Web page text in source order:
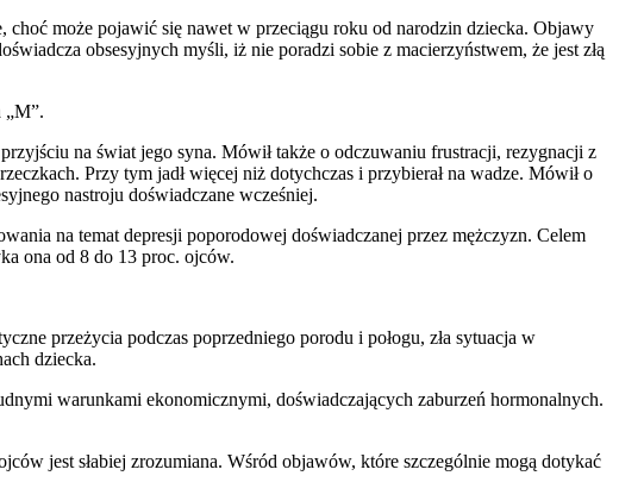
może pojawić się nawet w przeciągu roku od narodzin dziecka. Objawy
obsesyjnych myśli, iż nie poradzi sobie z macierzyństwem, że jest złą
„M”.
na świat jego syna. Mówił także o odczuwaniu frustracji, rezygnacji z
Przy tym jadł więcej niż dotychczas i przybierał na wadze. Mówił o
nastroju doświadczane wcześniej.
na temat depresji poporodowej doświadczanej przez mężczyzn. Celem
ona od 8 do 13 proc. ojców.
przeżycia podczas poprzedniego porodu i połogu, zła sytuacja w
dziecka.
warunkami ekonomicznymi, doświadczających zaburzeń hormonalnych.
jest słabiej zrozumiana. Wśród objawów, które szczególnie mogą dotykać